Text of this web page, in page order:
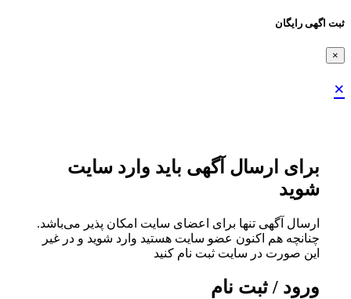
ثبت اگهی رایگان
×
×
برای ارسال آگهی باید وارد سایت
شوید
ارسال آگهی تنها برای اعضای سایت امکان پذیر می‌باشد.
چنانچه هم‌ اکنون عضو سایت هستید وارد شوید و در غیر
این صورت در سایت ثبت نام کنید
ورود / ثبت نام